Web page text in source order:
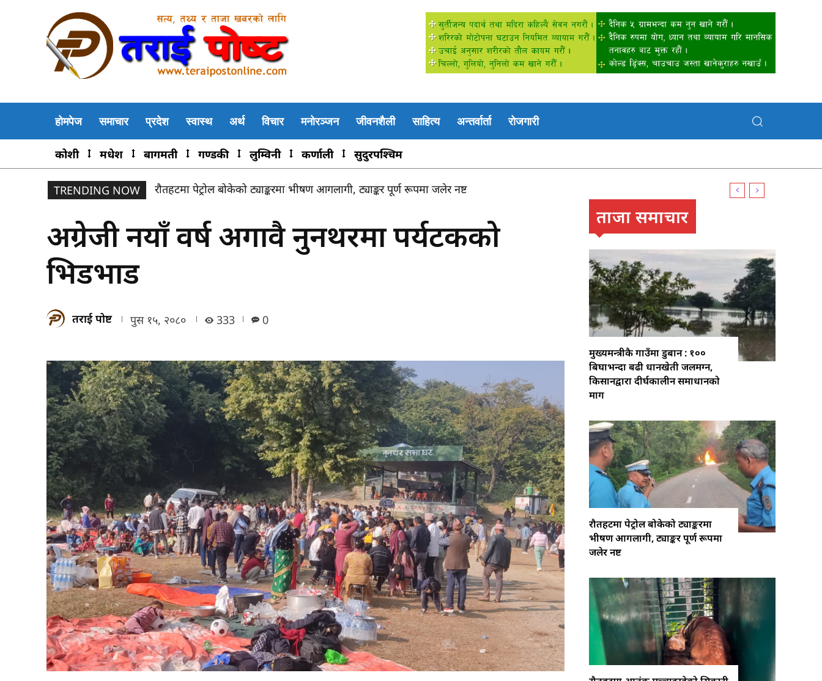
होमपेज समाचार प्रदेश स्वास्थ अर्थ विचार मनोरञ्जन जीवनशैली साहित्य अन्तर्वार्ता रोजगारी
कोशी मधेश बागमती गण्डकी लुम्विनी कर्णाली सुदुरपश्चिम
TRENDING NOW रौतहटमा आतंक मच्चाइरहेको सिकारी कुकुर वन कार्यालयको धरापमा
अग्रेजी नयाँ वर्ष अगावै नुनथरमा पर्यटकको
भिडभाड
तराई पोष्ट पुस १५, २०८० 333 0
ताजा समाचार
मुख्यमन्त्रीकै गाउँमा डुबान : १००
बिघाभन्दा बढी धानखेती जलमग्न,
किसानद्वारा दीर्घकालीन समाधानको
माग
रौतहटमा पेट्रोल बोकेको ट्याङ्करमा
भीषण आगलागी, ट्याङ्कर पूर्ण रूपमा
जलेर नष्ट